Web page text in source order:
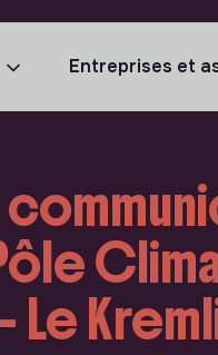
Entreprises et